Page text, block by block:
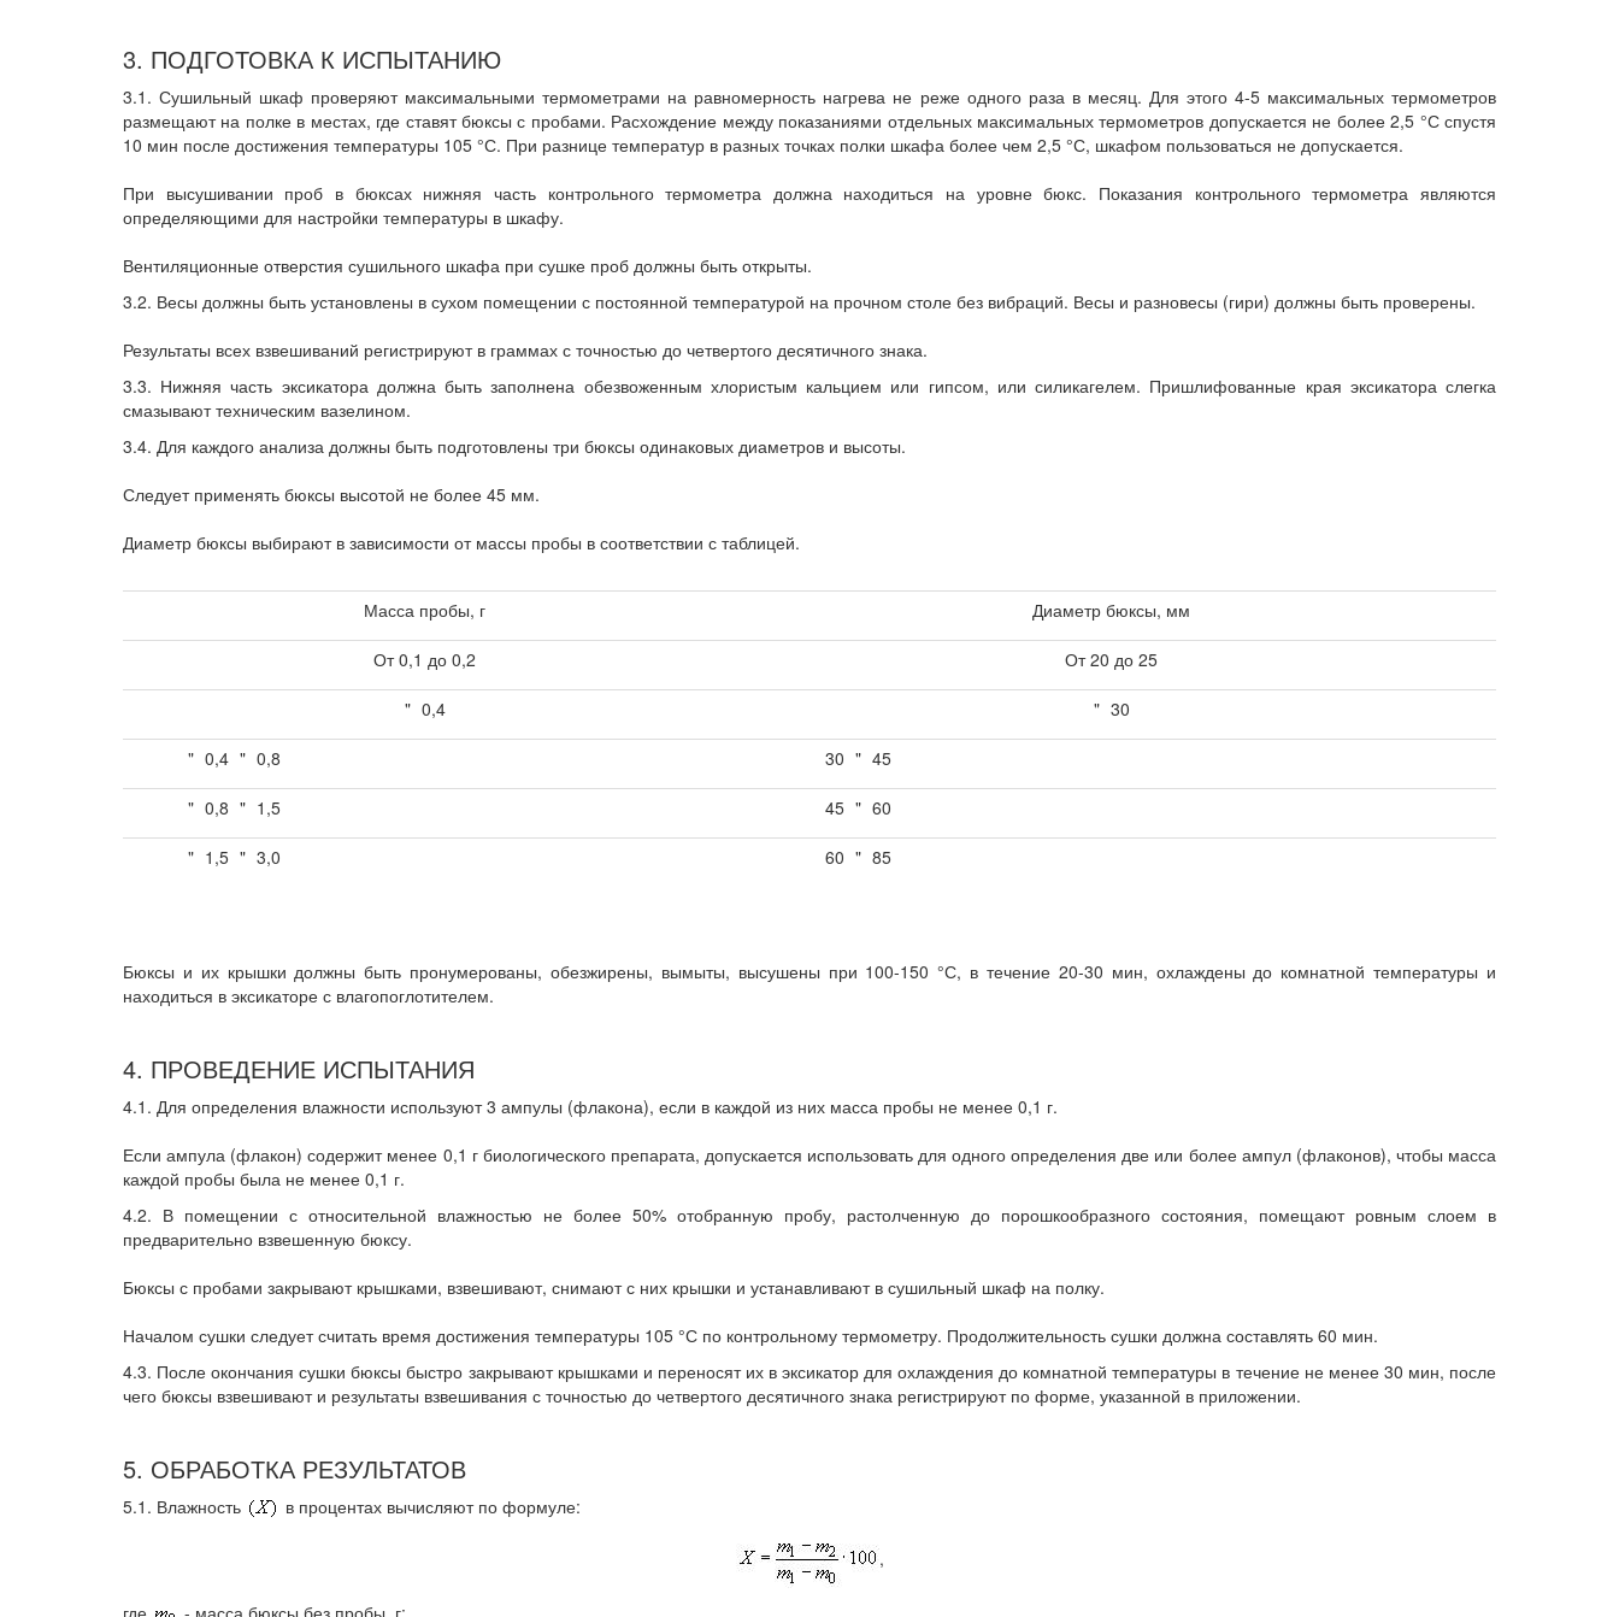
3. ПОДГОТОВКА К ИСПЫТАНИЮ
3.1. Сушильный шкаф проверяют максимальными термометрами на равномерность нагрева не реже одного раза в месяц. Для этого 4-5 максимальных термометров
размещают на полке в местах, где ставят бюксы с пробами. Расхождение между показаниями отдельных максимальных термометров допускается не более 2,5 °С спустя
10 мин после достижения температуры 105 °С. При разнице температур в разных точках полки шкафа более чем 2,5 °С, шкафом пользоваться не допускается.
При высушивании проб в бюксах нижняя часть контрольного термометра должна находиться на уровне бюкс. Показания контрольного термометра являются
определяющими для настройки температуры в шкафу.
Вентиляционные отверстия сушильного шкафа при сушке проб должны быть открыты.
3.2. Весы должны быть установлены в сухом помещении с постоянной температурой на прочном столе без вибраций. Весы и разновесы (гири) должны быть проверены.
Результаты всех взвешиваний регистрируют в граммах с точностью до четвертого десятичного знака.
3.3. Нижняя часть эксикатора должна быть заполнена обезвоженным хлористым кальцием или гипсом, или силикагелем. Пришлифованные края эксикатора слегка
смазывают техническим вазелином.
3.4. Для каждого анализа должны быть подготовлены три бюксы одинаковых диаметров и высоты.
Следует применять бюксы высотой не более 45 мм.
Диаметр бюксы выбирают в зависимости от массы пробы в соответствии с таблицей.
Масса пробы, г Диаметр бюксы, мм
От 0,1 до 0,2 От 20 до 25
" 0,4 " 30
" 0,4 " 0,8 30 " 45
" 0,8 " 1,5 45 " 60
" 1,5 " 3,0 60 " 85
Бюксы и их крышки должны быть пронумерованы, обезжирены, вымыты, высушены при 100-150 °С, в течение 20-30 мин, охлаждены до комнатной температуры и
находиться в эксикаторе с влагопоглотителем.
4. ПРОВЕДЕНИЕ ИСПЫТАНИЯ
4.1. Для определения влажности используют 3 ампулы (флакона), если в каждой из них масса пробы не менее 0,1 г.
Если ампула (флакон) содержит менее 0,1 г биологического препарата, допускается использовать для одного определения две или более ампул (флаконов), чтобы масса
каждой пробы была не менее 0,1 г.
4.2. В помещении с относительной влажностью не более 50% отобранную пробу, растолченную до порошкообразного состояния, помещают ровным слоем в
предварительно взвешенную бюксу.
Бюксы с пробами закрывают крышками, взвешивают, снимают с них крышки и устанавливают в сушильный шкаф на полку.
Началом сушки следует считать время достижения температуры 105 °С по контрольному термометру. Продолжительность сушки должна составлять 60 мин.
4.3. После окончания сушки бюксы быстро закрывают крышками и переносят их в эксикатор для охлаждения до комнатной температуры в течение не менее 30 мин, после
чего бюксы взвешивают и результаты взвешивания с точностью до четвертого десятичного знака регистрируют по форме, указанной в приложении.
5. ОБРАБОТКА РЕЗУЛЬТАТОВ
5.1. Влажность в процентах вычисляют по формуле:
,
где - масса бюксы без пробы, г;